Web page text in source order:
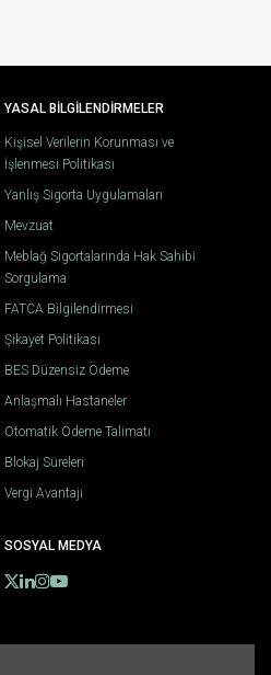
YASAL BİLGİLENDİRMELER
Kişisel Verilerin Korunması ve
İşlenmesi Politikası
Yanlış Sigorta Uygulamaları
Mevzuat
Meblağ Sigortalarında Hak Sahibi
Sorgulama
FATCA Bilgilendirmesi
Şikayet Politikası
BES Düzensiz Ödeme
Anlaşmalı Hastaneler
Otomatik Ödeme Talimatı
Blokaj Süreleri
Vergi Avantajı
SOSYAL MEDYA